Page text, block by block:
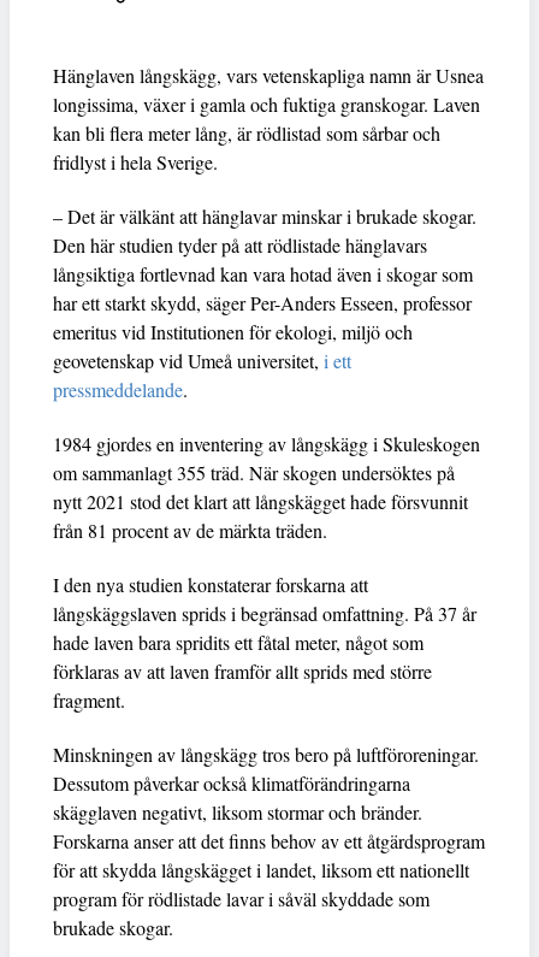
Hänglaven långskägg, vars vetenskapliga namn är Usnea
longissima, växer i gamla och fuktiga granskogar. Laven
kan bli flera meter lång, är rödlistad som sårbar och
fridlyst i hela Sverige.
– Det är välkänt att hänglavar minskar i brukade skogar.
Den här studien tyder på att rödlistade hänglavars
långsiktiga fortlevnad kan vara hotad även i skogar som
har ett starkt skydd, säger Per-Anders Esseen, professor
emeritus vid Institutionen för ekologi, miljö och
geovetenskap vid Umeå universitet, i ett
pressmeddelande.
1984 gjordes en inventering av långskägg i Skuleskogen
om sammanlagt 355 träd. När skogen undersöktes på
nytt 2021 stod det klart att långskägget hade försvunnit
från 81 procent av de märkta träden.
I den nya studien konstaterar forskarna att
långskäggslaven sprids i begränsad omfattning. På 37 år
hade laven bara spridits ett fåtal meter, något som
förklaras av att laven framför allt sprids med större
fragment.
Minskningen av långskägg tros bero på luftföroreningar.
Dessutom påverkar också klimatförändringarna
skägglaven negativt, liksom stormar och bränder.
Forskarna anser att det finns behov av ett åtgärdsprogram
för att skydda långskägget i landet, liksom ett nationellt
program för rödlistade lavar i såväl skyddade som
brukade skogar.